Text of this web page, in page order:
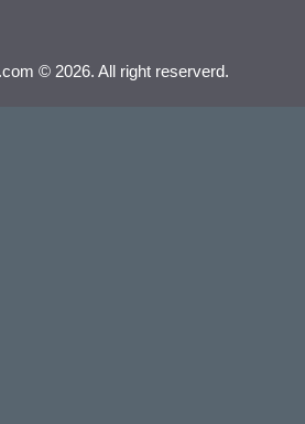
© 2026. All right reserverd.